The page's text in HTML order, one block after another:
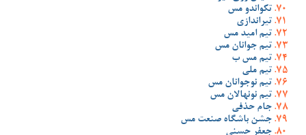
تکواندو مس
تیراندازی
تیم امید مس
تیم جوانان مس
تیم مس ب
تیم ملی
تیم نوجوانان مس
تیم نونهالان مس
جام حذفی
جشن باشگاه صنعت مس
جعفر حسنی